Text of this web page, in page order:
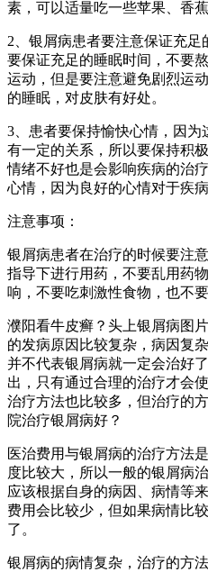
素，可以适量吃一些苹果、香蕉
2、银屑病患者要注意保证充
要保证充足的睡眠时间，不要
运动，但是要注意避免剧烈运
的睡眠，对皮肤有好处。
3、患者要保持愉快心情，因
有一定的关系，所以要保持积
情绪不好也是会影响疾病的治
心情，因为良好的心情对于疾病
注意事项：
银屑病患者在治疗的时候要注
指导下进行用药，不要乱用药
响，不要吃刺激性食物，也不要
濮阳看牛皮癣？头上银屑病图
的发病原因比较复杂，病因复
并不代表银屑病就一定会治好了
出，只有通过合理的治疗才会
治疗方法也比较多，但治疗的
院治疗银屑病好？
医治费用与银屑病的治疗方法
度比较大，所以一般的银屑病
应该根据自身的病因、病情等
费用会比较少，但如果病情比
了。
银屑病的病情复杂，治疗的方